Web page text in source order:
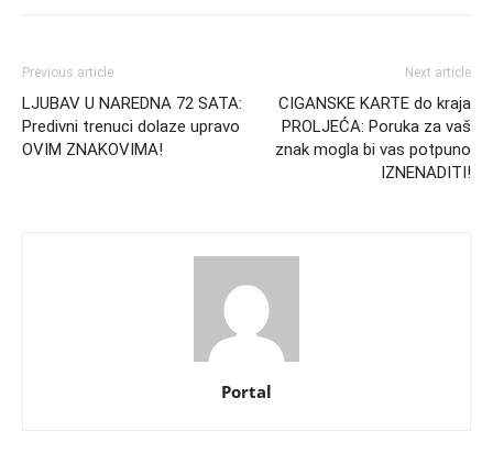
Previous article
LJUBAV U NAREDNA 72 SATA:
Predivni trenuci dolaze upravo
OVIM ZNAKOVIMA!
Next article
CIGANSKE KARTE do kraja
PROLJEĆA: Poruka za vaš
znak mogla bi vas potpuno
IZNENADITI!
Portal